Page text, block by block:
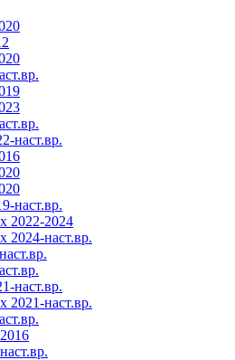
наст.вр.
наст.вр.
2022-2024
2024-наст.вр.
наст.вр.
2021-наст.вр.